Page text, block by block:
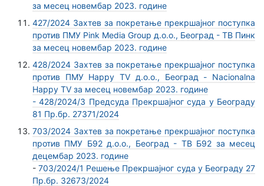
за месец новембар 2023. године
427/2024 Захтев за покретање прекршајног поступка
против ПМУ Pink Media Group д.о.о., Београд - ТВ Пинк
за месец новембар 2023. године
428/2024 Захтев за покретање прекршајног поступка
против ПМУ Happy TV д.о.о., Београд - Nacionalna
Happy TV за месец новембар 2023. године
- 428/2024/3 Предсуда Прекршајног суда у Београду
81 Пр.бр. 27371/2024
703/2024 Захтев за покретање прекршајног поступка
против ПМУ Б92 д.о.о., Београд - ТВ Б92 за месец
децембар 2023. године
-703/2024/1 Решење Прекршајног суда у Београду 27
Пр.бр. 32673/2024